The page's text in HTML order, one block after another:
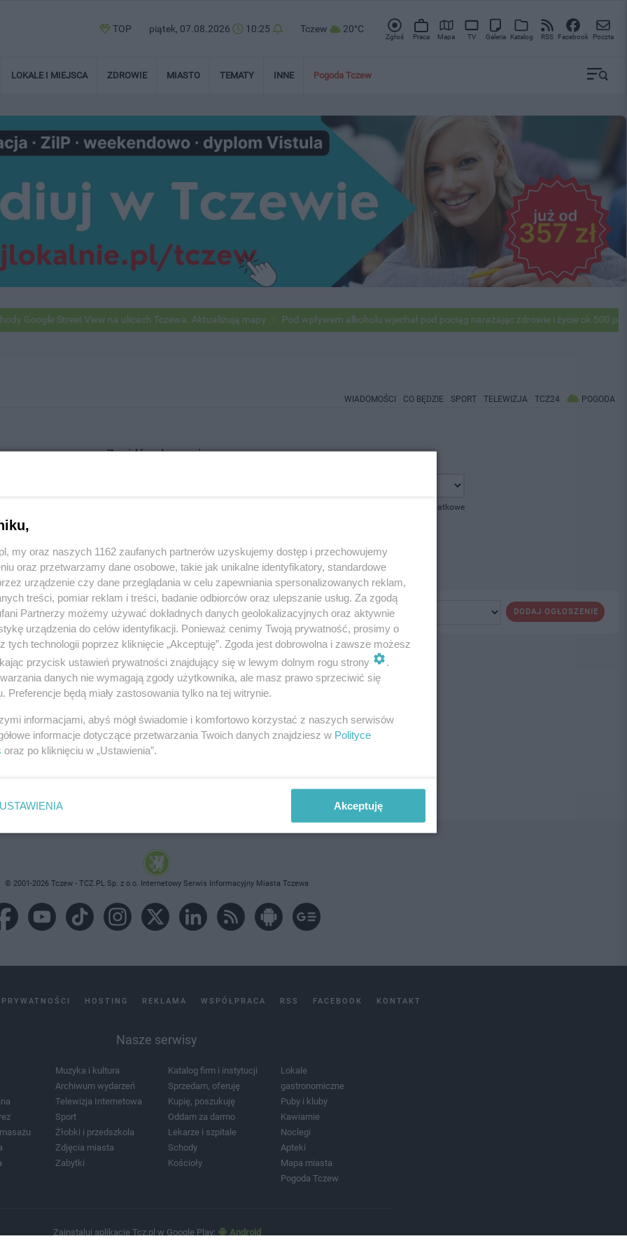
TOP piątek, 07.08.2026 10:25 Tczew 20°C
Zgłoś Praca Mapa TV Galeria Katalog RSS Facebook Poczta
LOKALE I MIEJSCA ZDROWIE MIASTO TEMATY INNE Pogoda Tczew
Google Street View na ulicach Tczewa. Aktualizują mapy Pod wpływem alkoholu wjechał pod pociąg narażając zdrowie i życie ok 500
WIADOMOŚCI CO BĘDZIE SPORT TELEWIZJA TCZ24 POGODA
Znajdź ogłoszenie
pokaż opcje dodatkowe
DODAJ OGŁOSZENIE
ogłoszenie nie istnieje lub nie jest jeszcze aktywne!
© 2001-2026 Tczew - TCZ.PL Sp. z o.o. Internetowy Serwis Informacyjny Miasta Tczewa
HOSTING REKLAMA WSPÓŁPRACA RSS FACEBOOK KONTAKT
Nasze serwisy
Muzyka i kultura
Archiwum wydarzeń
Telewizja Internetowa
Sport
Żłobki i przedszkola
Zdjęcia miasta
Zabytki
Katalog firm i instytucji
Sprzedam, oferuję
Kupię, poszukuję
Oddam za darmo
Lekarze i szpitale
Schody
Kościoły
Lokale
gastronomiczne
Puby i kluby
Kawiarnie
Noclegi
Apteki
Mapa miasta
Pogoda Tczew
Zainstaluj aplikację Tcz.pl w Google Play: Android
my oraz naszych 1162 zaufanych partnerów uzyskujemy dostęp i przechowujemy
oraz przetwarzamy dane osobowe, takie jak unikalne identyfikatory, standardowe
urządzenie czy dane przeglądania w celu zapewniania spersonalizowanych reklam,
treści, pomiar reklam i treści, badanie odbiorców oraz ulepszanie usług. Za zgodą
Partnerzy możemy używać dokładnych danych geolokalizacyjnych oraz aktywnie
urządzenia do celów identyfikacji. Ponieważ cenimy Twoją prywatność, prosimy o
tych technologii poprzez kliknięcie „Akceptuję”. Zgoda jest dobrowolna i zawsze możesz
przycisk ustawień prywatności znajdujący się w lewym dolnym rogu strony
danych nie wymagają zgody użytkownika, ale masz prawo sprzeciwić się
Preferencje będą miały zastosowania tylko na tej witrynie.
informacjami, abyś mógł świadomie i komfortowo korzystać z naszych serwisów
informacje dotyczące przetwarzania Twoich danych znajdziesz w Polityce
oraz po kliknięciu w „Ustawienia”.
USTAWIENIA Akceptuję